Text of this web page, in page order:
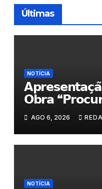
Últimas
NOTÍCIA
𝗢𝗯𝗿𝗮
𝗲𝗹𝗮 𝗺𝗼𝗿𝗮
AGO 6, 2026
NOTÍCIA